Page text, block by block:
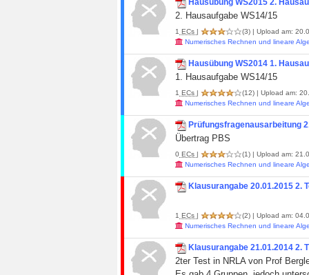
Hausübung WS2015 2.
2. Hausaufgabe WS14/15
1 ECs | (3) | Upload am:
Numerisches Rechnen und lineare
Hausübung WS2014 1.
1. Hausaufgabe WS14/15
1 ECs | (12) | Upload am:
Numerisches Rechnen und lineare
Prüfungsfragenausarbeitung
Übertrag PBS
0 ECs | (1) | Upload am:
Numerisches Rechnen und lineare
Klausurangabe 20.01.2015 2.
1 ECs | (2) | Upload am:
Numerisches Rechnen und lineare
Klausurangabe 21.01.2014 2.
2ter Test in NRLA von Prof